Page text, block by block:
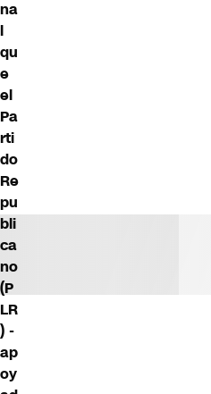
na
l
qu
e
el
Pa
rti
do
Re
pu
bli
ca
no
(P
LR
) -
ap
oy